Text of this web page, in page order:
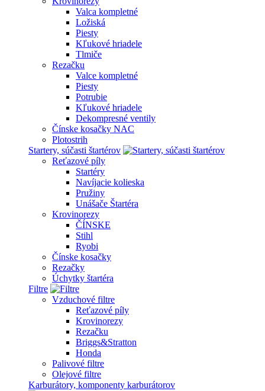
Valca kompletné
Ložiská
Piesty
Kľukové hriadele
Tlmiče
Rezačku
Valce kompletné
Piesty
Potrubie
Kľukové hriadele
Dekompresné ventily
Čínske kosačky NAC
Plotostrih
Startery, súčasti štartérov
Reťazové píly
Startéry
Navíjacie kolieska
Pružiny
Unášače Štartéra
Krovinorezy
ČÍNSKE
Stihl
Ryobi
Čínske kosačky
Rezačky
Úchytky štartéra
Filtre
Vzduchové filtre
Reťazové píly
Krovinorezy
Rezačku
Briggs&Stratton
Honda
Palivové filtre
Olejové filtre
Karburátory, komponenty karburátorov